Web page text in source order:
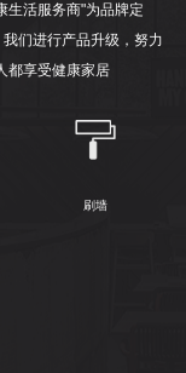
生活服务商"为品牌定
们进行产品升级，努力
都享受健康家居
刷墙